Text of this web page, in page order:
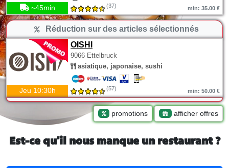
~45min (37) min: 35.00 €
Réduction sur des articles sélectionnés
OISHI
9066 Ettelbruck
asiatique, japonaise, sushi
Jeu 10:30h (57) min: 50.00 €
promotions afficher offres
Est-ce qu'il nous manque un restaurant ?